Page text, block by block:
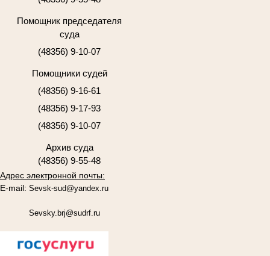
Помощник председателя
суда
(48356) 9-10-07
Помощники судей
(48356) 9-16-61
(48356) 9-17-93
(48356) 9-10-07
Архив суда
(48356) 9-55-48
Адрес электронной почты:
E-mail: Sevsk-sud@yandex.ru
Sevsky.brj@sudrf.ru